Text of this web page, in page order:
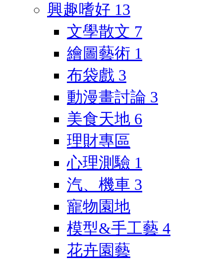
興趣嗜好 13
文學散文 7
繪圖藝術 1
布袋戲 3
動漫畫討論 3
美食天地 6
理財專區
心理測驗 1
汽、機車 3
寵物園地
模型&手工藝 4
花卉園藝